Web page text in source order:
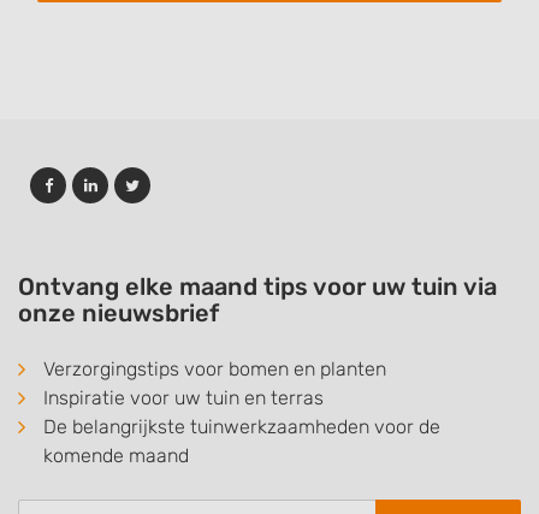
Ontvang elke maand tips voor uw tuin via
onze nieuwsbrief
Verzorgingstips voor bomen en planten
Inspiratie voor uw tuin en terras
De belangrijkste tuinwerkzaamheden voor de
komende maand